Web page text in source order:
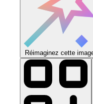
Réimaginez cette